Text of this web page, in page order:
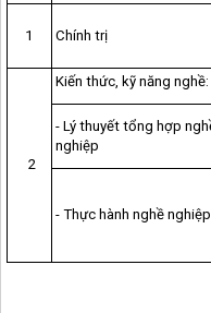
1 Chính trị
2
Kiến thức, kỹ năng nghề:
- Lý thuyết tổng hợp
nghiệp
- Thực hành nghề nghiệp